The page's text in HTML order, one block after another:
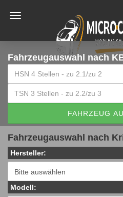
Fahrzeugauswahl nach
FAHRZEUG
Fahrzeugauswahl nach
Hersteller:
Modell: